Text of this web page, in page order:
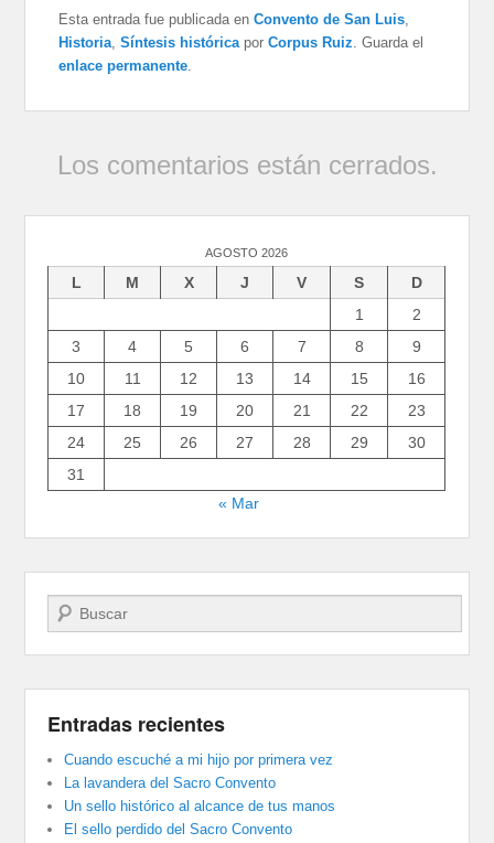
Esta entrada fue publicada enConvento de San Luis
Historia ,Síntesis histórica porCorpus Ruiz . Guarda el
enlace permanente
Los comentarios están cerrados.
AGOSTO 2026
L M X J V S
D
1
2
3
4 5 6 7 8
9
10
11 12 13 14 15
16
17
18 19 20 21 22
23
24
25 26 27 28 29
30
31
« Mar
Buscar
Entradas recientes
Cuando escuché a mi hijo por primera vez
La lavandera del Sacro Convento
Un sello histórico al alcance de tus manos
El sello perdido del Sacro Convento